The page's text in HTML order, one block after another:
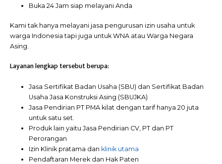
Buka 24 Jam siap melayani Anda
Kami tak hanya melayani jasa pengurusan izin usaha untuk
warga Indonesia tapi juga untuk WNA atau Warga Negara
Asing.
Layanan lengkap tersebut berupa:
Jasa Sertifikat Badan Usaha (SBU) dan Sertifikat Badan
Usaha Jasa Konstruksi Asing (SBUJKA)
Jasa Pendirian PT PMA kilat dengan tarif hanya 20 juta
untuk satu set.
Produk lain yaitu Jasa Pendirian CV, PT dan PT
Perorangan
Izin Klinik pratama dan klinik utama
Pendaftaran Merek dan Hak Paten